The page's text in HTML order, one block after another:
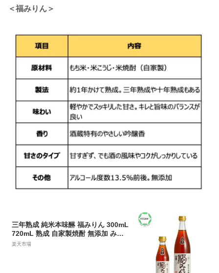
＜福みりん＞
三年熟成 純米本味醂 福みりん 300mL
720mL 熟成 自家製焼酎 無添加 みり
ん 純米 石川 もち米 米麹 米焼酎 調味
楽天市場